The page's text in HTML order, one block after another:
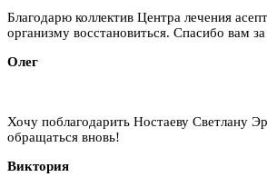
Благодарю коллектив Центра лечения
организму восстановиться. Спасибо вам
Олег
Хочу поблагодарить Ностаеву Светлану
обращаться вновь!
Виктория